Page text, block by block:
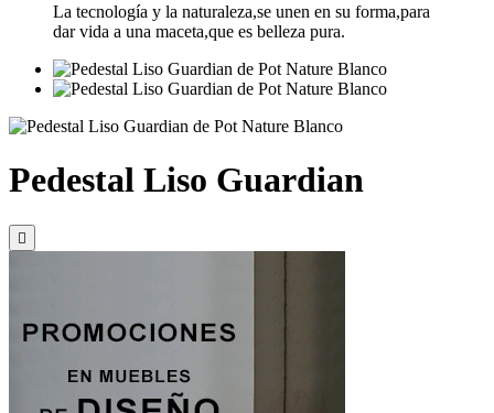
La tecnología y la naturaleza,se unen en su forma,para
dar vida a una maceta,que es belleza pura.
Pedestal Liso Guardian
